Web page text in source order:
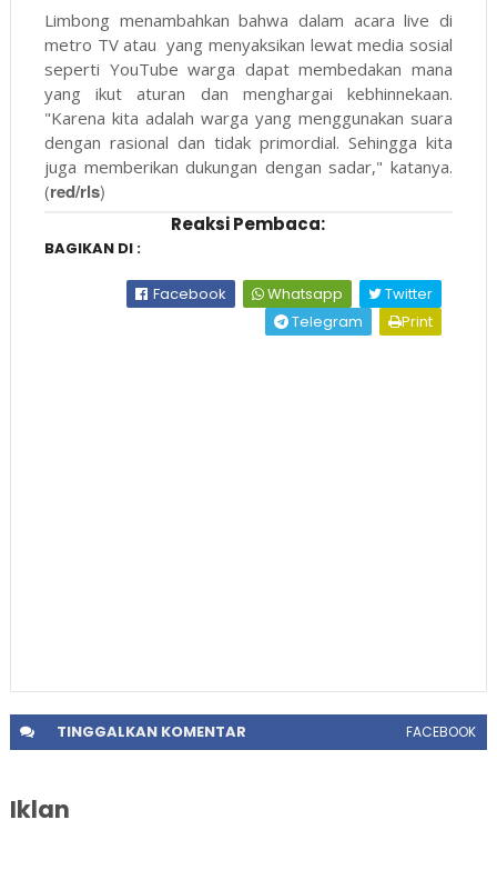
Limbong menambahkan bahwa dalam acara live di
metro TV atau yang menyaksikan lewat media sosial
seperti YouTube warga dapat membedakan mana
yang ikut aturan dan menghargai kebhinnekaan.
"Karena kita adalah warga yang menggunakan suara
dengan rasional dan tidak primordial. Sehingga kita
juga memberikan dukungan dengan sadar," katanya.
(red/rls)
Reaksi Pembaca:
BAGIKAN DI :
Facebook Whatsapp
Twitter
Telegram
Print
TINGGALKANKOMENTAR FACEBOOK
Iklan